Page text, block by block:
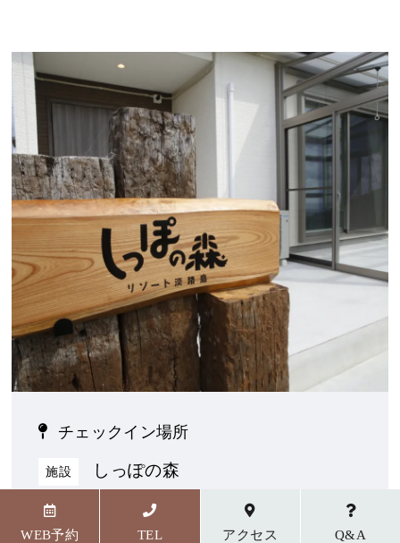
チェックイン場所
施設 しっぽの森
〒656-1727 兵庫県淡路市野島貴船23番地5
WEB予約
TEL アクセス Q&A